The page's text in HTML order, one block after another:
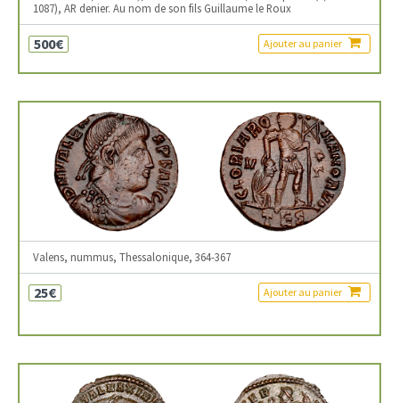
1087), AR denier. Au nom de son fils Guillaume le Roux
500€ Ajouter au panier
Valens, nummus, Thessalonique, 364-367
25€ Ajouter au panier